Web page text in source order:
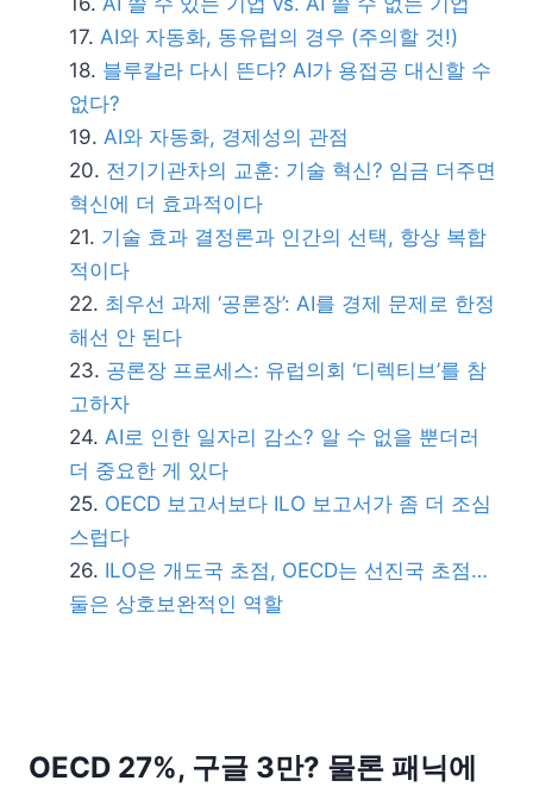
AI와 자동화, 동유럽의 경우 (주의할 것!)
블루칼라 다시 뜬다? AI가 용접공 대신할 수
없다?
AI와 자동화, 경제성의 관점
전기기관차의 교훈: 기술 혁신? 임금 더주면
혁신에 더 효과적이다
기술 효과 결정론과 인간의 선택, 항상 복합
적이다
최우선 과제 ‘공론장’: AI를 경제 문제로 한정
해선 안 된다
공론장 프로세스: 유럽의회 ‘디렉티브’를 참
고하자
AI로 인한 일자리 감소? 알 수 없을 뿐더러
더 중요한 게 있다
OECD 보고서보다 ILO 보고서가 좀 더 조심
스럽다
ILO은 개도국 초점, OECD는 선진국 초점…
둘은 상호보완적인 역할
OECD 27%, 구글 3만? 물론 패닉에